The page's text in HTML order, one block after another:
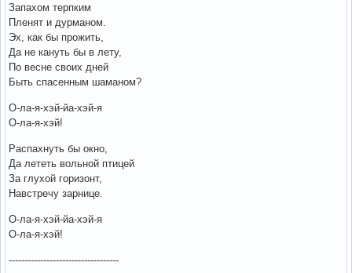
Запахом терпким
Пленят и дурманом.
Эх, как бы прожить,
Да не кануть бы в лету,
По весне своих дней
Быть спасенным шаманом?
О-ла-я-хэй-йа-хэй-я
О-ла-я-хэй!
Распахнуть бы окно,
Да лететь вольной птицей
За глухой горизонт,
Навстречу зарнице.
О-ла-я-хэй-йа-хэй-я
О-ла-я-хэй!
-----------------------------------